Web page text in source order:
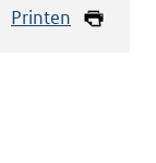
Printen